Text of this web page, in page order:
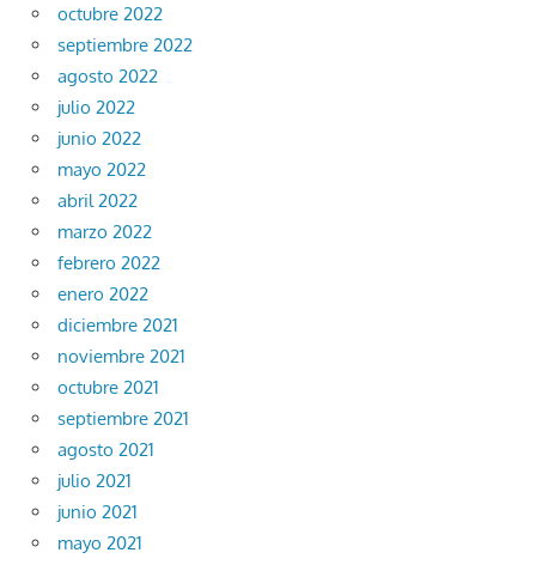
octubre 2022
septiembre 2022
agosto 2022
julio 2022
junio 2022
mayo 2022
abril 2022
marzo 2022
febrero 2022
enero 2022
diciembre 2021
noviembre 2021
octubre 2021
septiembre 2021
agosto 2021
julio 2021
junio 2021
mayo 2021